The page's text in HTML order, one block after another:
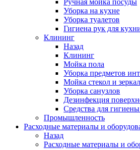
Ручная мойка посуды
Уборка на кухне
Уборка туалетов
Гигиена рук для
Клининг
Назад
Клининг
Мойка пола
Уборка предметов
Мойка стекол и зеркал
Уборка санузлов
Дезинфекция
Средства для
Промышленность
Расходные материалы и
Назад
Расходные материалы и